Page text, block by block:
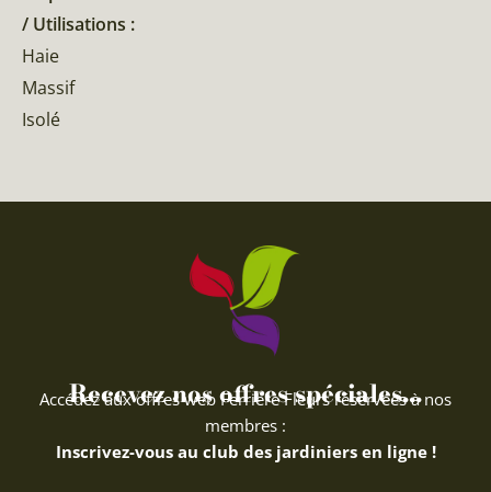
/ Utilisations :
Haie
Massif
Isolé
Recevez nos offres spéciales...
Accédez aux offres web Ferriere Fleurs réservées à nos
membres :
Inscrivez-vous au club des jardiniers en ligne !